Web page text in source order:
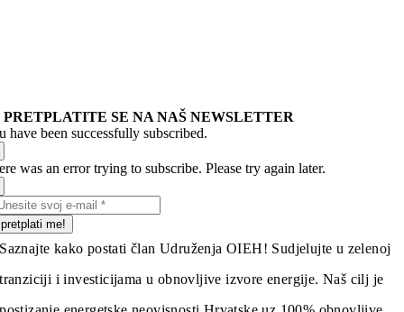
PRETPLATITE SE NA NAŠ NEWSLETTER
have been successfully subscribed.
was an error trying to subscribe. Please try again later.
pretplati me!
Saznajte kako postati član Udruženja OIEH! Sudjelujte u zelenoj
tranziciji i investicijama u obnovljive izvore energije. Naš cilj je